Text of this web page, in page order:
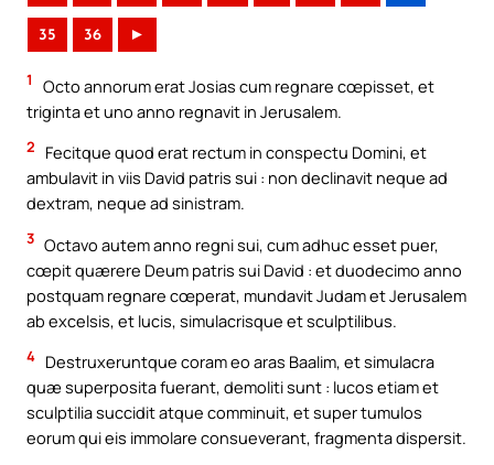
35 36 ►
1
Octo annorum erat Josias cum regnare cœpisset, et
triginta et uno anno regnavit in Jerusalem.
2
Fecitque quod erat rectum in conspectu Domini, et
ambulavit in viis David patris sui : non declinavit neque ad
dextram, neque ad sinistram.
3 Octavo autem anno regni sui, cum adhuc esset puer,
cœpit quærere Deum patris sui David : et duodecimo anno
postquam regnare cœperat, mundavit Judam et Jerusalem
ab excelsis, et lucis, simulacrisque et sculptilibus.
4 Destruxeruntque coram eo aras Baalim, et simulacra
quæ superposita fuerant, demoliti sunt : lucos etiam et
sculptilia succidit atque comminuit, et super tumulos
eorum qui eis immolare consueverant, fragmenta dispersit.